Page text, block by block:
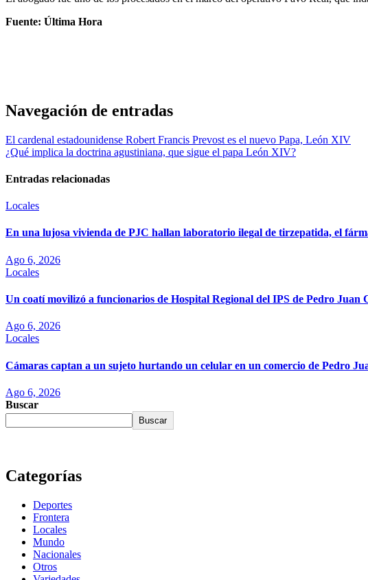
Fuente: Última Hora
Navegación de entradas
El cardenal estadounidense Robert Francis Prevost es el nuevo Papa, León XIV
¿Qué implica la doctrina agustiniana, que sigue el papa León XIV?
Entradas relacionadas
Locales
En una lujosa vivienda de PJC hallan laboratorio ilegal de tirzepatida, el
Ago 6, 2026
Locales
Un coatí movilizó a funcionarios de Hospital Regional del IPS de Pedro Juan
Ago 6, 2026
Locales
Cámaras captan a un sujeto hurtando un celular en un comercio de Pedro
Ago 6, 2026
Buscar
Buscar
Categorías
Deportes
Frontera
Locales
Mundo
Nacionales
Otros